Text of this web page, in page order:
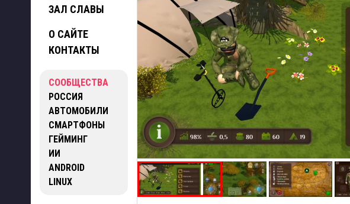
ЗАЛ СЛАВЫ
О САЙТЕ
КОНТАКТЫ
СООБЩЕСТВА
РОССИЯ
АВТОМОБИЛИ
СМАРТФОНЫ
ГЕЙМИНГ
ИИ
ANDROID
LINUX